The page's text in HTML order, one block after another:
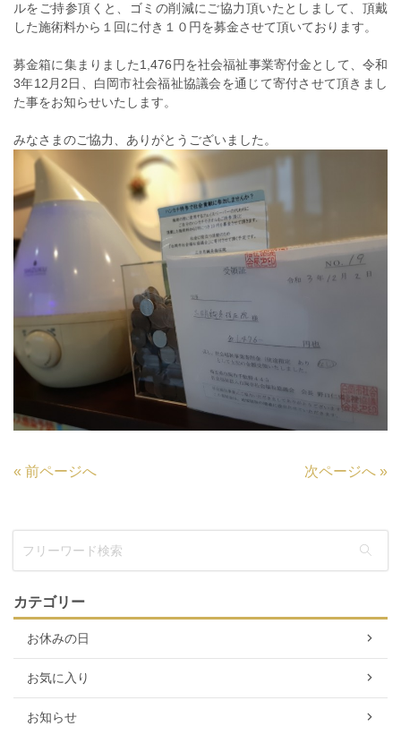
ルをご持参頂くと、ゴミの削減にご協力頂いたとしまして、頂戴
した施術料から１回に付き１０円を募金させて頂いております。
募金箱に集まりました1,476円を社会福祉事業寄付金として、令和
3年12月2日、白岡市社会福祉協議会を通じて寄付させて頂きまし
た事をお知らせいたします。
みなさまのご協力、ありがとうございました。
« 前ページへ 次ページへ »
カテゴリー
お休みの日
お気に入り
お知らせ